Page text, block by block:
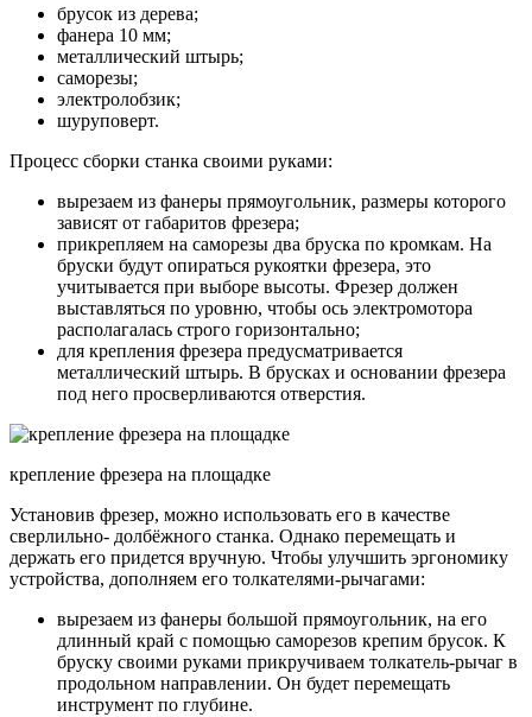
брусок из дерева;
фанера 10 мм;
металлический штырь;
саморезы;
электролобзик;
шуруповерт.
Процесс сборки станка своими руками:
вырезаем из фанеры прямоугольник, размеры которого
зависят от габаритов фрезера;
прикрепляем на саморезы два бруска по кромкам. На
бруски будут опираться рукоятки фрезера, это
учитывается при выборе высоты. Фрезер должен
выставляться по уровню, чтобы ось электромотора
располагалась строго горизонтально;
для крепления фрезера предусматривается
металлический штырь. В брусках и основании фрезера
под него просверливаются отверстия.
крепление фрезера на площадке
Установив фрезер, можно использовать его в качестве
сверлильно- долбёжного станка. Однако перемещать и
держать его придется вручную. Чтобы улучшить эргономику
устройства, дополняем его толкателями-рычагами:
вырезаем из фанеры большой прямоугольник, на его
длинный край с помощью саморезов крепим брусок. К
бруску своими руками прикручиваем толкатель-рычаг в
продольном направлении. Он будет перемещать
инструмент по глубине.